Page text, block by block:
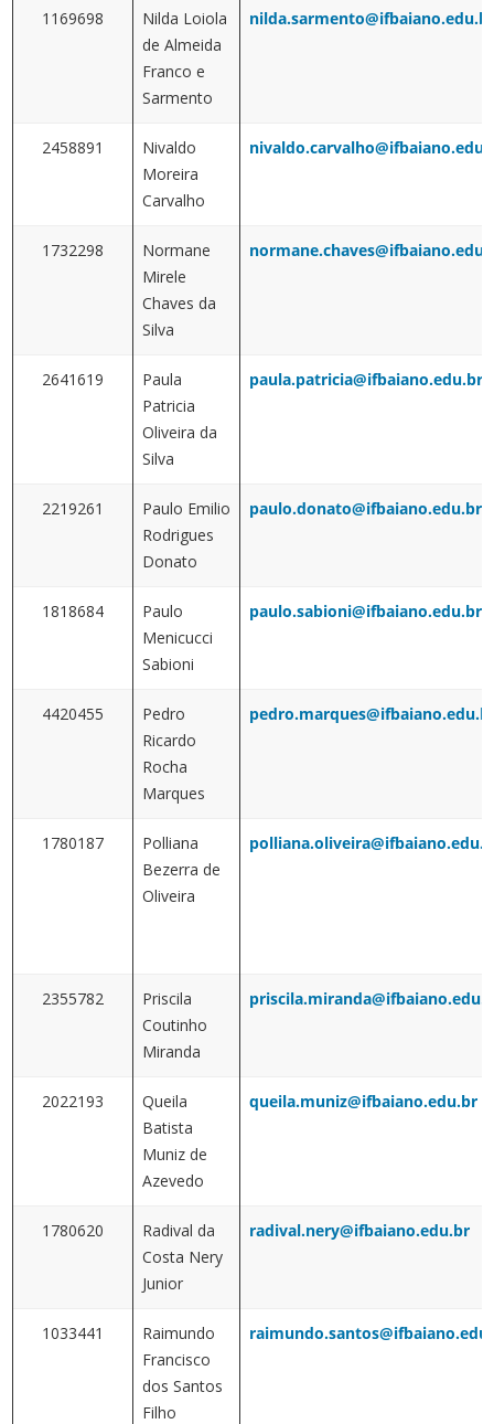
1169698
Nilda Loiola
de Almeida
Franco e
Sarmento
2458891
Nivaldo
Moreira
Carvalho
1732298
Normane
Mirele
Chaves da
Silva
2641619
Paula
Patricia
Oliveira da
Silva
paula.patricia@ifbaiano.edu.br
2219261
Paulo Emilio
Rodrigues
Donato
paulo.donato@ifbaiano.edu.br
1818684
Paulo
Menicucci
Sabioni
paulo.sabioni@ifbaiano.edu.br
4420455
Pedro
Ricardo
Rocha
Marques
1780187
Polliana
Bezerra de
Oliveira
2355782
Priscila
Coutinho
Miranda
2022193
Queila
Batista
Muniz de
Azevedo
queila.muniz@ifbaiano.edu.br
1780620
Radival da
Costa Nery
Junior
radival.nery@ifbaiano.edu.br
1033441
Raimundo
Francisco
dos Santos
Filho